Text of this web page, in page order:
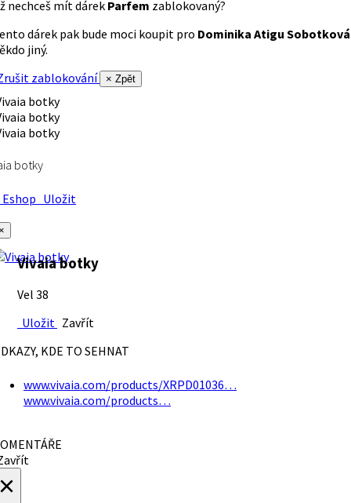
nechceš mít dárek Parfem zablokovaný?
dárek pak bude moci koupit pro Dominika Atigu Sobotková
jiný.
zablokování
× Zpět
botky
Uložit
Vivaia botky
Vel 38
Uložit Zavřít
KDE TO SEHNAT
www.vivaia.com/products/XRPD01036…
www.vivaia.com/products…